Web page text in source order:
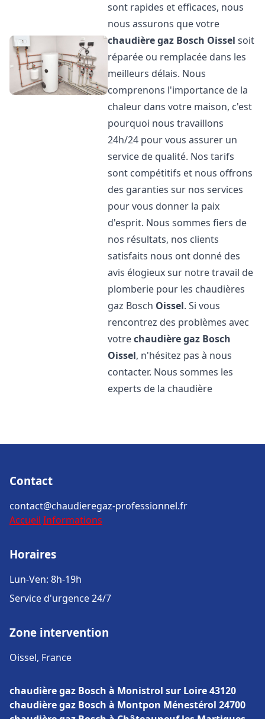
sont rapides et efficaces, nous
nous assurons que votre
chaudière gaz Bosch Oissel soit
réparée ou remplacée dans les
meilleurs délais. Nous
comprenons l'importance de la
chaleur dans votre maison, c'est
pourquoi nous travaillons
24h/24 pour vous assurer un
service de qualité. Nos tarifs
sont compétitifs et nous offrons
des garanties sur nos services
pour vous donner la paix
d'esprit. Nous sommes fiers de
nos résultats, nos clients
satisfaits nous ont donné des
avis élogieux sur notre travail de
plomberie pour les chaudières
gaz Bosch Oissel. Si vous
rencontrez des problèmes avec
votrechaudière gaz Bosch
Oissel, n'hésitez pas à nous
contacter. Nous sommes les
experts de la chaudière
Contact
contact@chaudieregaz-professionnel.fr
Accueil Informations
Horaires
Lun-Ven: 8h-19h
Service d'urgence 24/7
Zone intervention
Oissel, France
chaudière gaz Bosch à Monistrol sur Loire 43120
chaudière gaz Bosch à Montpon Ménestérol 24700